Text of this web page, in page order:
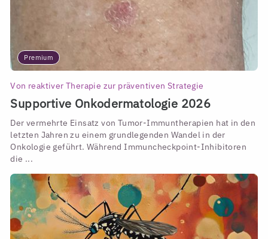
Premium
Von reaktiver Therapie zur präventiven Strategie
Supportive Onkodermatologie 2026
Der vermehrte Einsatz von Tumor-Immuntherapien hat in den
letzten Jahren zu einem grundlegenden Wandel in der
Onkologie geführt. Während Immuncheckpoint-Inhibitoren
die ...